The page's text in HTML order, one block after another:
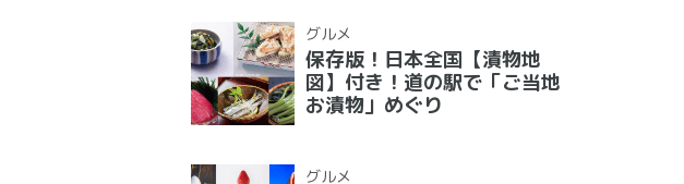
グルメ
保存版！日本全国【漬物地
図】付き！道の駅で「ご当地
お漬物」めぐり
グルメ